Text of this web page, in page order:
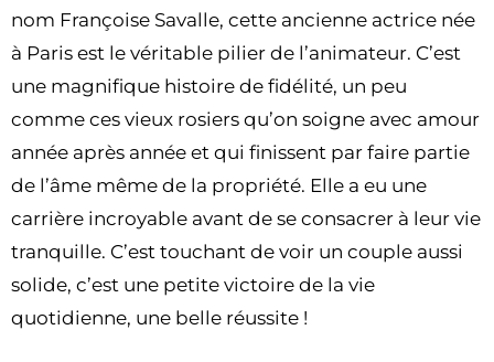
nom Françoise Savalle, cette ancienne actrice née
à Paris est le véritable pilier de l’animateur. C’est
une magnifique histoire de fidélité, un peu
comme ces vieux rosiers qu’on soigne avec amour
année après année et qui finissent par faire partie
de l’âme même de la propriété. Elle a eu une
carrière incroyable avant de se consacrer à leur vie
tranquille. C’est touchant de voir un couple aussi
solide, c’est une petite victoire de la vie
quotidienne, une belle réussite !